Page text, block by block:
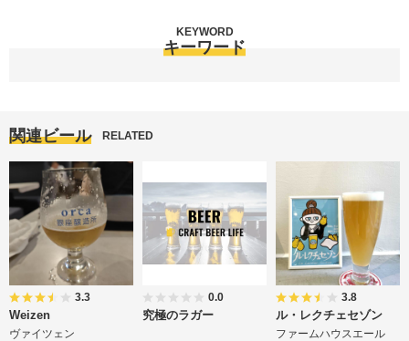
キーワード
KEYWORD
関連ビール RELATED
3.3
Weizen
ヴァイツェン
0.0
究極のラガー
3.8
ル・レクチェセゾン
ファームハウスエール